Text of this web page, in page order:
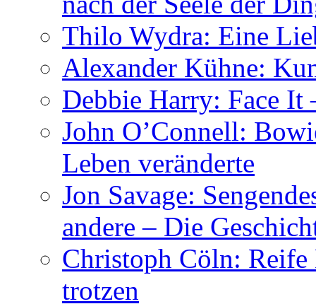
Thilo Wydra: Eine
Alexander Kühne:
Debbie Harry: Face
John O’Connell:
Leben veränderte
Jon Savage:
andere – Die
Christoph Cöln:
trotzen